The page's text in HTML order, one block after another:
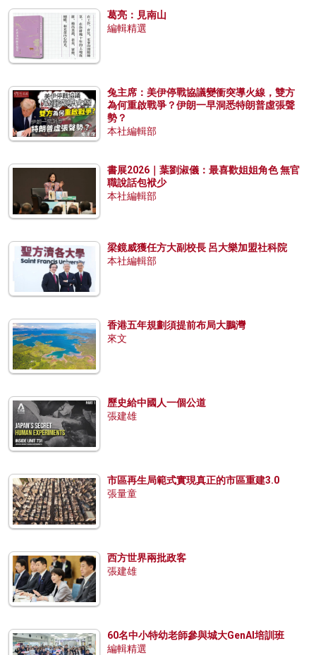
葛亮：見南山
編輯精選
兔主席：美伊停戰協議變衝突導火線，雙方
為何重啟戰爭？伊朗一早洞悉特朗普虛張聲
勢？
本社編輯部
書展2026｜葉劉淑儀：最喜歡姐姐角色 無官
職說話包袱少
本社編輯部
梁鏡威獲任方大副校長 呂大樂加盟社科院
本社編輯部
香港五年規劃須提前布局大鵬灣
來文
歷史給中國人一個公道
張建雄
市區再生局範式實現真正的市區重建3.0
張量童
西方世界兩批政客
張建雄
60名中小特幼老師參與城大GenAI培訓班
編輯精選